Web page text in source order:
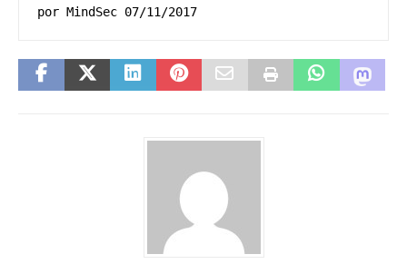
por MindSec 07/11/2017